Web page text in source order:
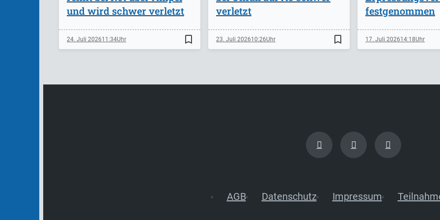
und wird schwer verletzt
24. Juli 202611:34 bookmark_border
verletzt
23. Juli 202610:26 bookmark_border
festgenommen
17. Juli 202614:18
AGB Datenschutz Impressum